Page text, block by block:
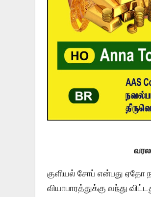
குளியல் சோப் என்பது ஏதோ
வியாபாரத்துக்கு வந்து